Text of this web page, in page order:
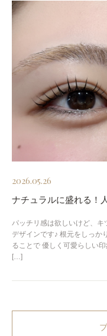
2026.05.26
ナチュラルに盛れる！
パッチリ感は欲しいけど、
デザインです♪ 根元をしっか
ることで 優しく可愛らしい
[…]